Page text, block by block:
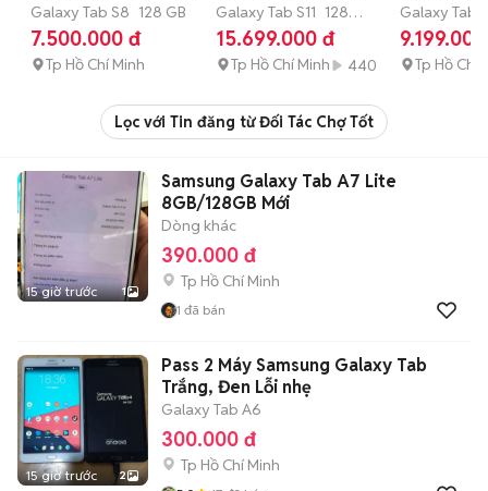
inch 8GB/128GB Xám
Galaxy Tab S8 128 GB
7.500.000 đ
Tp Hồ Chí Minh
128GB - 256GB
NewSeal VN
Galaxy Tab S11 128
GB >12 tháng
15.699.000 đ
Tp Hồ Chí Minh 440
& 5G
Galaxy Tab
GB >12
Tp Hồ Chí
Lọc với Tin đăng từ Đối Tác Chợ Tốt
15 giờ trước 1
Samsung Galaxy Tab A7 Lite
8GB/128GB Mới
Dòng khác
390.000 đ
Tp Hồ Chí Minh
1 đã bán
15 giờ trước 2
Pass 2 Máy Samsung Galaxy Tab
Trắng, Đen Lỗi nhẹ
Galaxy Tab A6
300.000 đ
Tp Hồ Chí Minh